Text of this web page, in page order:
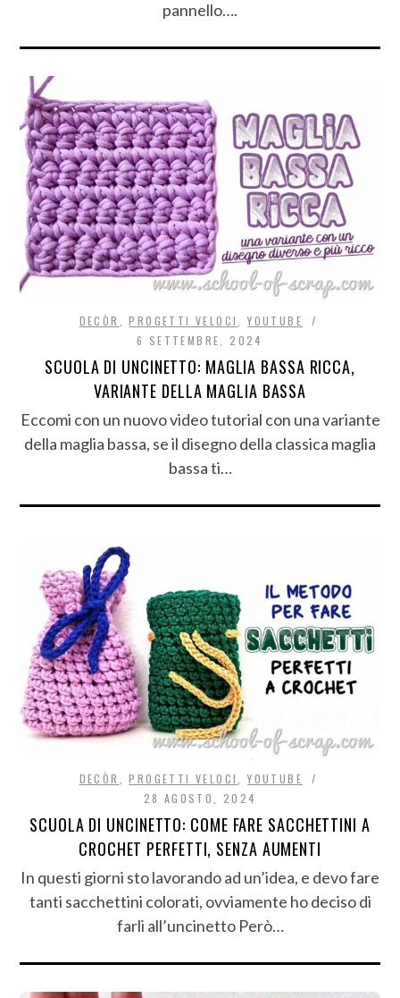
pannello….
DECÒR ,PROGETTI VELOCI ,YOUTUBE
6 SETTEMBRE, 2024
SCUOLA DI UNCINETTO: MAGLIA BASSA RICCA,
VARIANTE DELLA MAGLIA BASSA
Eccomi con un nuovo video tutorial con una variante
della maglia bassa, se il disegno della classica maglia
bassa ti…
DECÒR ,PROGETTI VELOCI ,YOUTUBE
28 AGOSTO, 2024
SCUOLA DI UNCINETTO: COME FARE SACCHETTINI A
CROCHET PERFETTI, SENZA AUMENTI
In questi giorni sto lavorando ad un’idea, e devo fare
tanti sacchettini colorati, ovviamente ho deciso di
farli all’uncinetto Però…